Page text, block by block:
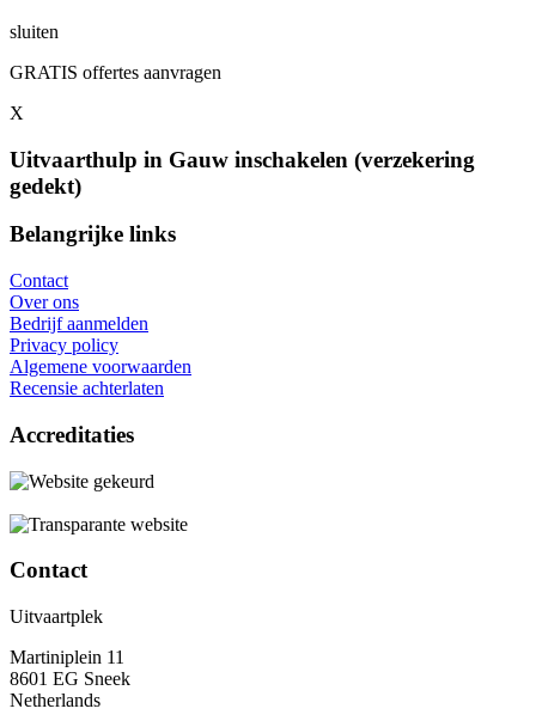
sluiten
GRATIS offertes aanvragen
X
Uitvaarthulp in Gauw inschakelen (verzekering
gedekt)
Belangrijke links
Contact
Over ons
Bedrijf aanmelden
Privacy policy
Algemene voorwaarden
Recensie achterlaten
Accreditaties
Contact
Uitvaartplek
Martiniplein 11
8601 EG Sneek
Netherlands